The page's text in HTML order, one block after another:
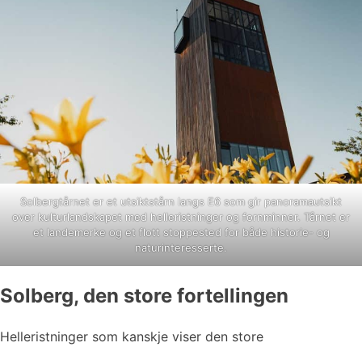
Solbergtårnet er et utsiktstårn langs E6 som gir panoramautsikt
over kulturlandskapet med helleristninger og fornminner. Tårnet er
et landemerke og et flott stoppested for både historie- og
naturinteresserte.
Solberg, den store fortellingen
Helleristninger som kanskje viser den store